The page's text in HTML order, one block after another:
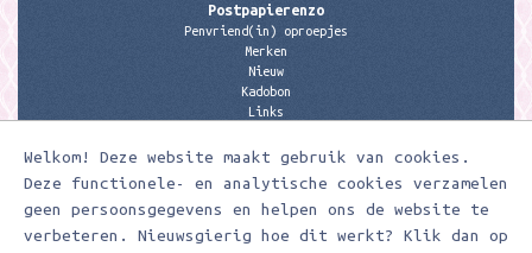
Welkom! Deze website maakt gebruik van cookies.
Deze functionele- en analytische cookies verzamelen
geen persoonsgegevens en helpen ons de website te
verbeteren. Nieuwsgierig hoe dit werkt? Klik dan op
Postpapierenzo
Penvriend(in) oproepjes
Merken
Nieuw
Kadobon
Links
Contactgegevens
Meerleuks
anita@meerleuks.nl
06 – 107 163 36